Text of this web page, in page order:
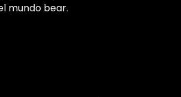
mundo bear.